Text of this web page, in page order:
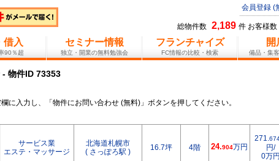
会員登録 (
総物件数 2,189 件 お客様数
借入
90％超
セミナー情報
独立・開業の無料勉強会
フランチャイズ
FC情報の比較・検索
開
備品・集
- 物件ID 73353
に入力し、「物件にお問い合わせ (無料)」ボタンを押してください。
サービス業
エステ・マッサージ
北海道札幌市
( さっぽろ駅 )
16.7坪 4階 24.904万円
271.
円/
0万円